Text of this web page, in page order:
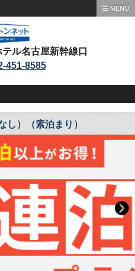
MENU
ル名古屋新幹線口
451-8585
）（素泊まり）